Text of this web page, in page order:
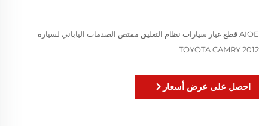
AIOE قطع غيار سيارات نظام التعليق ممتص الصدمات الياباني لسيارة
TOYOTA CAMRY 2012
احصل على عرض أسعار